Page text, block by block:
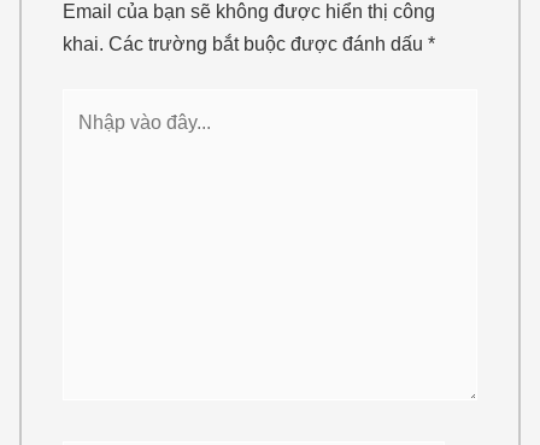
Email của bạn sẽ không được hiển thị công
khai. Các trường bắt buộc được đánh dấu*